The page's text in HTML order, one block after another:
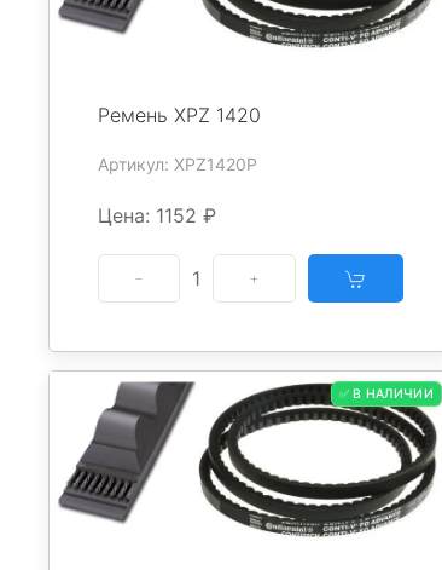
Ремень XPZ 1420
Артикул: XPZ1420P
Цена: 1152 ₽
1
✅ В НАЛИЧИИ